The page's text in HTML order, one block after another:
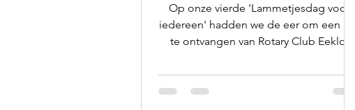
Op onze vierde 'Lammetjesdag voor
iedereen' hadden we de eer om een gift
te ontvangen van Rotary Club Eeklo.
om ons assortiment looprolwagens uit
te breiden en nog meer mensen de kans